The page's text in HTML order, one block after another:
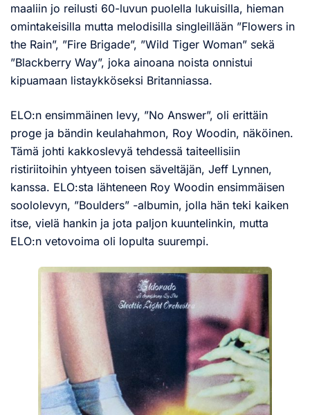
maaliin jo reilusti 60-luvun puolella lukuisilla, hieman
omintakeisilla mutta melodisilla singleillään ”Flowers in
the Rain”, ”Fire Brigade”, ”Wild Tiger Woman” sekä
”Blackberry Way”, joka ainoana noista onnistui
kipuamaan listaykköseksi Britanniassa.
ELO:n ensimmäinen levy, ”No Answer”, oli erittäin
proge ja bändin keulahahmon, Roy Woodin, näköinen.
Tämä johti kakkoslevyä tehdessä taiteellisiin
ristiriitoihin yhtyeen toisen säveltäjän, Jeff Lynnen,
kanssa. ELO:sta lähteneen Roy Woodin ensimmäisen
soololevyn, ”Boulders” -albumin, jolla hän teki kaiken
itse, vielä hankin ja jota paljon kuuntelinkin, mutta
ELO:n vetovoima oli lopulta suurempi.